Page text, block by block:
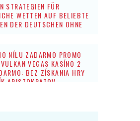
STRATEGIEN FÜR
WETTEN AUF BELIEBTE
DER DEUTSCHEN OHNE
NÍLU ZADARMO PROMO
VEGAS KASÍNO 2
BEZ ZÍSKANIA HRY
ARISTOKRATOV